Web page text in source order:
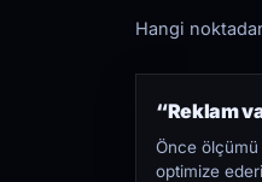
Hangi
“Reklam
Önce ölçümü
optimize